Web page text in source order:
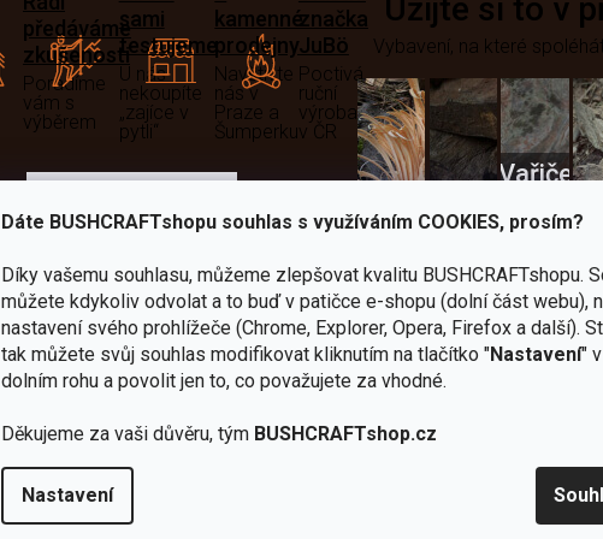
Dáte BUSHCRAFTshopu souhlas s využíváním COOKIES, prosím?
Díky vašemu souhlasu, můžeme zlepšovat kvalitu BUSHCRAFTshopu.
můžete kdykoliv odvolat a to buď v patičce e-shopu (dolní část webu),
nastavení svého prohlížeče (Chrome, Explorer, Opera, Firefox a další).
tak můžete svůj souhlas modifikovat kliknutím na tlačítko "Nastavení"
dolním rohu a povolit jen to, co považujete za vhodné.
Děkujeme za vaši důvěru, tým BUSHCRAFTshop.cz
Nastavení
předáváme
zkušenosti
Poradíme
vám s
výběrem
sami
testujeme
U nás
nekoupíte
„zajíce v
pytli“
kamenné
prodejny
Navštivte
nás v
Praze a
Šumperku
značka
JuBö
Poctivá
ruční
výroba
v ČR
Užijte si to v
Vybavení, na které
Vařiče
a
kabáty